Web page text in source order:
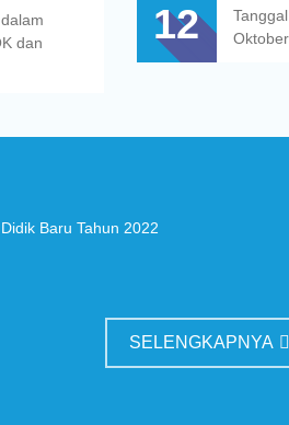
dan
12
Baru Tahun 2022
SELENGKAPNYA